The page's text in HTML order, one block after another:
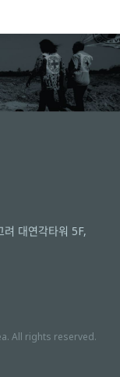
대연각타워 5F,
All rights reserved.